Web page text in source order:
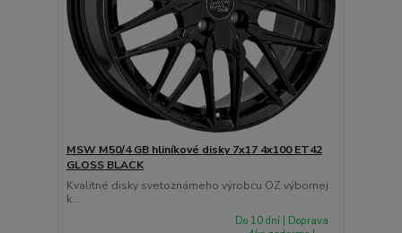
MSW M50/4 GB hliníkové disky 7x17 4x100 ET42
GLOSS BLACK
Kvalitné disky svetoznámeho výrobcu OZ výbornej
k...
Do 10 dní | Doprava